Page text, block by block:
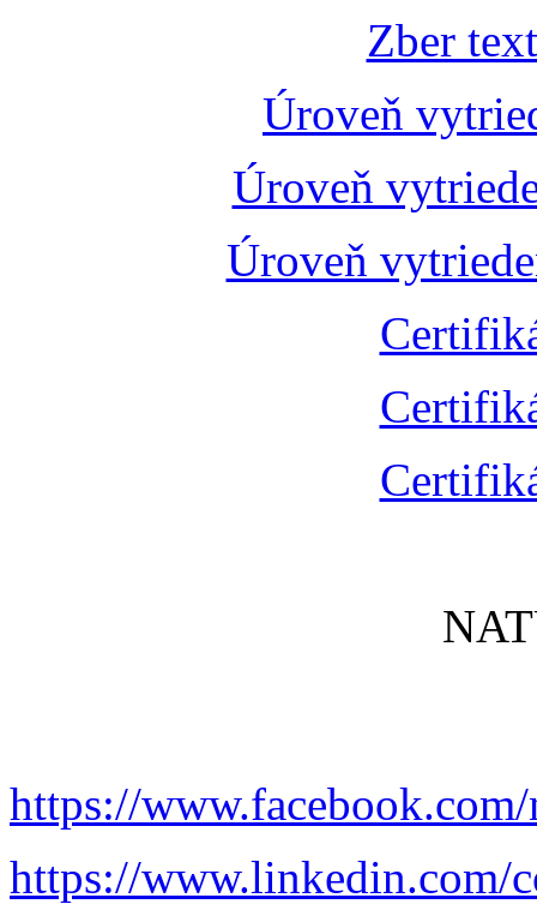
Zber
Úroveň
Úroveň
Úroveň
https://
https://www.linkedin.com/